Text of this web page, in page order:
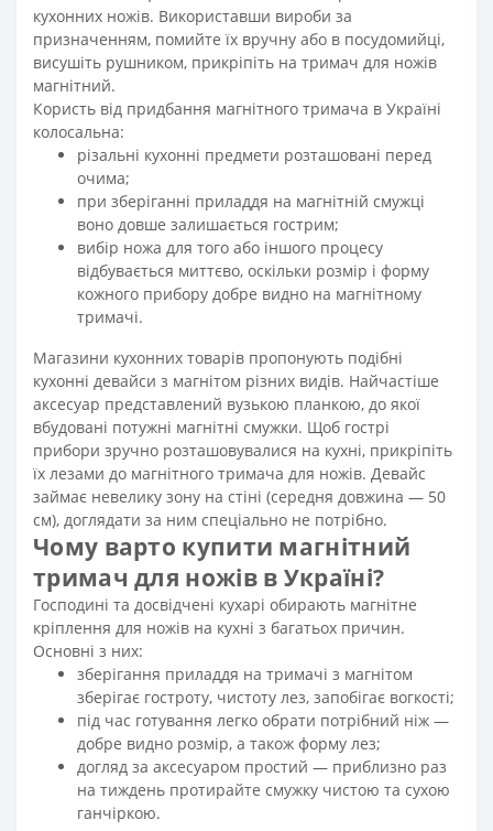
кухонних ножів. Використавши вироби за
призначенням, помийте їх вручну або в посудомийці,
висушіть рушником, прикріпіть на тримач для ножів
магнітний.
Користь від придбання магнітного тримача в Україні
колосальна:
різальні кухонні предмети розташовані перед
очима;
при зберіганні приладдя на магнітній смужці
воно довше залишається гострим;
вибір ножа для того або іншого процесу
відбувається миттєво, оскільки розмір і форму
кожного прибору добре видно на магнітному
тримачі.
Магазини кухонних товарів пропонують подібні
кухонні девайси з магнітом різних видів. Найчастіше
аксесуар представлений вузькою планкою, до якої
вбудовані потужні магнітні смужки. Щоб гострі
прибори зручно розташовувалися на кухні, прикріпіть
їх лезами до магнітного тримача для ножів. Девайс
займає невелику зону на стіні (середня довжина — 50
см), доглядати за ним спеціально не потрібно.
Чому варто купити магнітний
тримач для ножів в Україні?
Господині та досвідчені кухарі обирають магнітне
кріплення для ножів на кухні з багатьох причин.
Основні з них:
зберігання приладдя на тримачі з магнітом
зберігає гостроту, чистоту лез, запобігає вогкості;
під час готування легко обрати потрібний ніж —
добре видно розмір, а також форму лез;
догляд за аксесуаром простий — приблизно раз
на тиждень протирайте смужку чистою та сухою
ганчіркою.